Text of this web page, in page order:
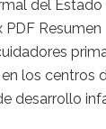
del Estado
PDF
los centros
desarrollo